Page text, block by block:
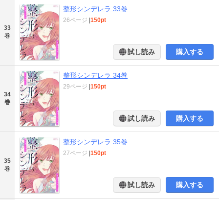
33
巻
整形シンデレラ 33巻
26ページ 150pt
試し読み 購入する
34
巻
整形シンデレラ 34巻
29ページ 150pt
試し読み 購入する
35
巻
整形シンデレラ 35巻
27ページ 150pt
試し読み 購入する